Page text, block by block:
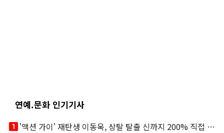
연예.문화 인기기사
looks_one
'액션 가이' 재탄생 이동욱, 상탈 탈출 신까지 200% 직접 소화